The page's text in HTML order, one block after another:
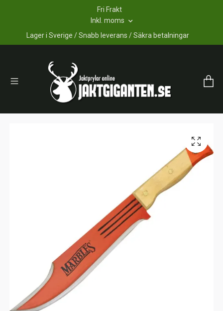
Fri Frakt
Inkl. moms
Lager i Sverige / Snabb leverans / Säkra betalningar